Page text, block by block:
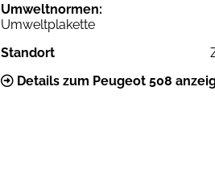
Umweltnormen:
Umweltplakette
Standort
Details zum Peugeot 508